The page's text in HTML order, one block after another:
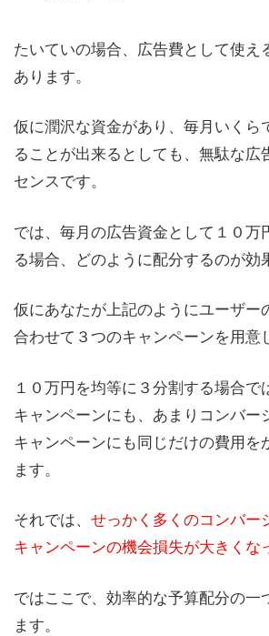
たいていの場合、広告費として使え
あります。
仮に潤沢な資金があり、毎月いくら
ることが出来るとしても、無駄な広
センスです。
では、毎月の広告資金として１０万
る場合、どのように配分するのが効
仮にあなたが上記のようにユーザー
合わせて３つのキャンペーンを用意
１０万円を均等に３分割する場合で
キャンペーンにも、あまりコンバー
キャンペーンにも同じだけの費用を
ます。
それでは、 せっかく多くのコンバー
キャンペーンの機会損失が大きくな
ではここで、効率的な予算配分の一
ます。